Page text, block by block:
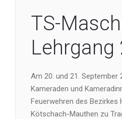
TS-
Lehrgang
Am 20. und 21. September
Kameraden und
Feuerwehren des Bezirkes
Kötschach-Mauthen zu